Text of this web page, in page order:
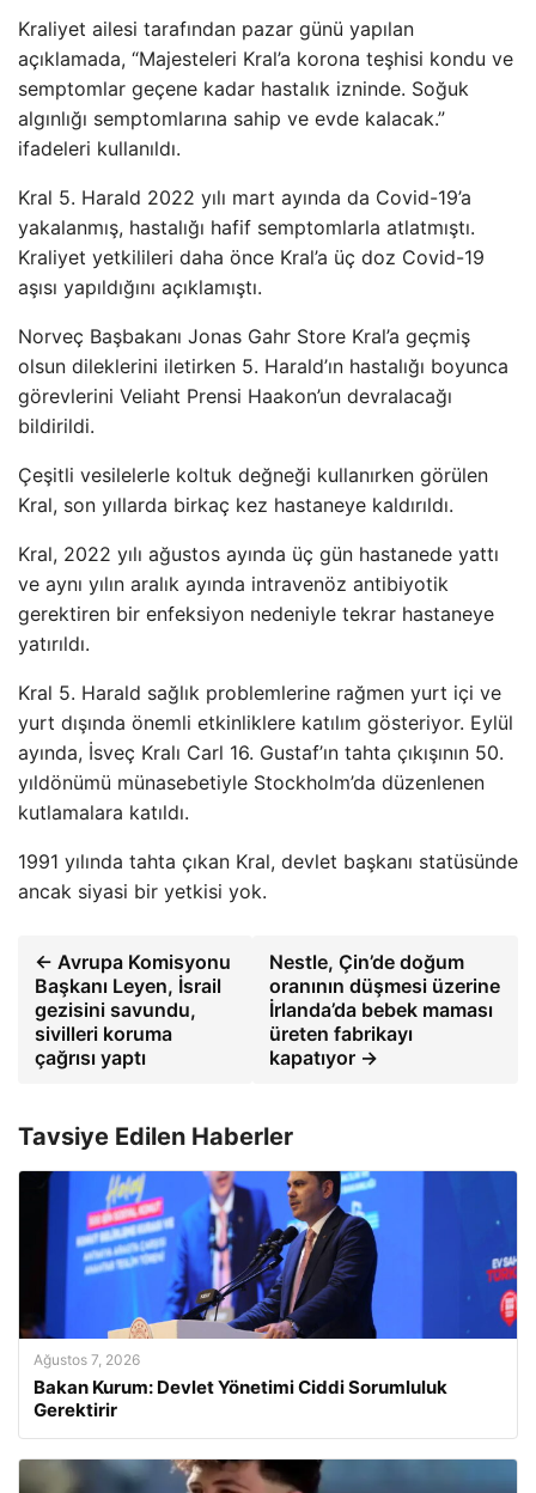
Kraliyet ailesi tarafından pazar günü yapılan
açıklamada, “Majesteleri Kral’a korona teşhisi kondu ve
semptomlar geçene kadar hastalık izninde. Soğuk
algınlığı semptomlarına sahip ve evde kalacak.”
ifadeleri kullanıldı.
Kral 5. Harald 2022 yılı mart ayında da Covid-19’a
yakalanmış, hastalığı hafif semptomlarla atlatmıştı.
Kraliyet yetkilileri daha önce Kral’a üç doz Covid-19
aşısı yapıldığını açıklamıştı.
Norveç Başbakanı Jonas Gahr Store Kral’a geçmiş
olsun dileklerini iletirken 5. Harald’ın hastalığı boyunca
görevlerini Veliaht Prensi Haakon’un devralacağı
bildirildi.
Çeşitli vesilelerle koltuk değneği kullanırken görülen
Kral, son yıllarda birkaç kez hastaneye kaldırıldı.
Kral, 2022 yılı ağustos ayında üç gün hastanede yattı
ve aynı yılın aralık ayında intravenöz antibiyotik
gerektiren bir enfeksiyon nedeniyle tekrar hastaneye
yatırıldı.
Kral 5. Harald sağlık problemlerine rağmen yurt içi ve
yurt dışında önemli etkinliklere katılım gösteriyor. Eylül
ayında, İsveç Kralı Carl 16. Gustaf’ın tahta çıkışının 50.
yıldönümü münasebetiyle Stockholm’da düzenlenen
kutlamalara katıldı.
1991 yılında tahta çıkan Kral, devlet başkanı statüsünde
ancak siyasi bir yetkisi yok.
← Avrupa Komisyonu
Başkanı Leyen, İsrail
gezisini savundu,
sivilleri koruma
çağrısı yaptı
Nestle, Çin’de doğum
oranının düşmesi üzerine
İrlanda’da bebek maması
üreten fabrikayı
kapatıyor →
Tavsiye Edilen Haberler
Ağustos 7, 2026
Bakan Kurum: Devlet Yönetimi Ciddi Sorumluluk
Gerektirir